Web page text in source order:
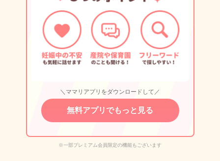
＼ママリアプリをダウンロードして／
無料アプリでもっと見る
※一部プレミアム会員限定の機能もございます